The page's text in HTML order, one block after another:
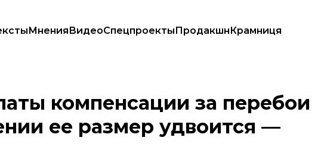
МненияВидеоСпецпроектыПродакшнКрамниця
ее размер удвоится — регулятор
компенсации за перебои
ее размер удвоится —